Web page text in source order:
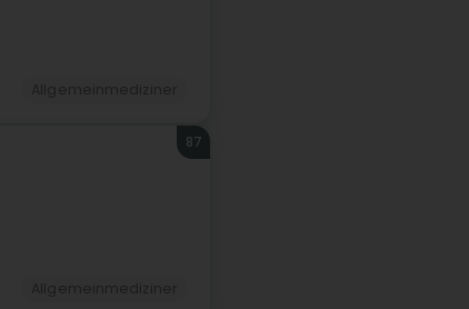
87